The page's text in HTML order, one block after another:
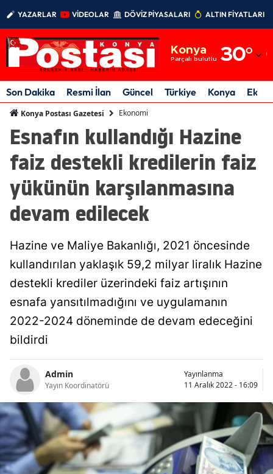
YAZARLAR VİDEOLAR DÖVİZ PİYASALARI ALTIN FİYATLARI
Konya
Parçalı bulutlu 30°
Adıyaman
Afyonkarahisar
Amasya
Ankara
Antalya
Balıkesir
Bilecik
Bingöl
Bolu
Burdur
Bursa
Çanakkale
Çankırı
Son Dakika Resmi İlan Güncel Türkiye Konya
Konya Postası Gazetesi Ekonomi
Esnafın kullandığı Hazine
faiz destekli kredilerin faiz
yükünün karşılanmasına
devam edilecek
Hazine ve Maliye Bakanlığı, 2021 öncesinde
kullandırılan yaklaşık 59,2 milyar liralık Hazine
destekli krediler üzerindeki faiz artışının
esnafa yansıtılmadığını ve uygulamanın
2022-2024 döneminde de devam edeceğini
bildirdi
Admin
Yayın Koordinatörü
Yayınlanma
11 Aralık 2022 - 16:09